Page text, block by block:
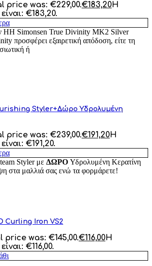
price was: €229,00.€183,20Η
€183,20.
HH Simonsen True Divinity MK2 Silver
προσφέρει εξαιρετική απόδοση, είτε τη
ή
Styler+Δώρο Υδρολυμένη
price was: €239,00.€191,20Η
€191,20.
Styler με ΔΩΡΟ Υδρολυμένη Κερατίνη
στα μαλλιά σας ενώ τα φορμάρετε!
Curling Iron VS2
price was: €145,00.€116,00Η
€116,00.